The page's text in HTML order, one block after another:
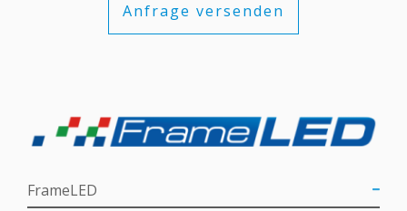
Anfrage versenden
FrameLED